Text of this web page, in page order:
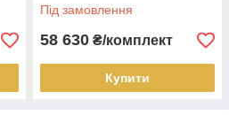
Під замовлення
58 630 ₴/комплект
Купити